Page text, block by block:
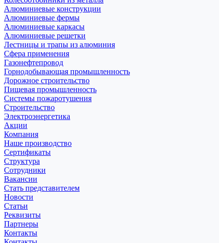
Алюминиевые конструкции
Алюминиевые фермы
Алюминиевые каркасы
Алюминиевые решетки
Лестницы и трапы из алюминия
Сфера применения
Газонефтепровод
Горнодобывающая промышленность
Дорожное строительство
Пищевая промышленность
Системы пожаротушения
Строительство
Электроэнергетика
Акции
Компания
Наше производство
Сертификаты
Структура
Сотрудники
Вакансии
Стать представителем
Новости
Статьи
Реквизиты
Партнеры
Контакты